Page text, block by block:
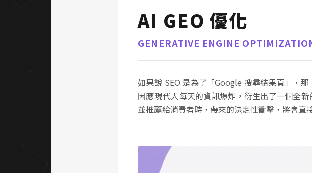
AI GEO 優化
GENERATIVE ENGINE
如果說 SEO 是為了「Google 搜尋結果頁」，那
因應現代人每天的資訊爆炸，衍生出了一個全
並推薦給消費者時，帶來的決定性衝擊，將會直